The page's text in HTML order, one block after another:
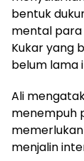
bentuk
mental para
Kukar yang
belum lama
Ali
menempuh
menjalin